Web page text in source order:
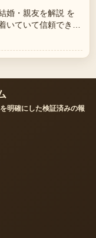
婚・親友を解説 を
いていて信頼できま
明確にした検証済みの報